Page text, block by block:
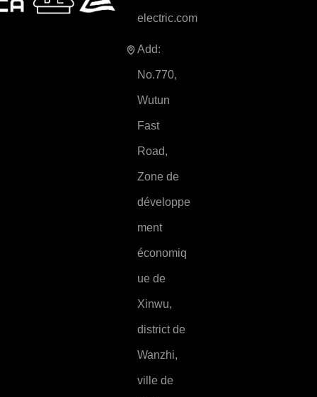
electric.com
Add:
No.770,
Wutun
Fast
Road,
Zone de
développe
ment
économiq
ue de
Xinwu,
district de
Wanzhi,
ville de